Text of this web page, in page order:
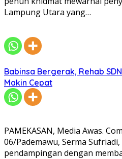
Lampung Utara yang…
Babinsa Bergerak, Rehab
Makin Cepat
PAMEKASAN, Media Awas.
06/Pademawu, Serma
pendampingan dengan